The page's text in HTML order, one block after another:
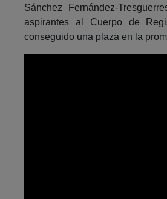
Sánchez Fernández-
aspirantes al Cuerpo de
conseguido una plaza en la